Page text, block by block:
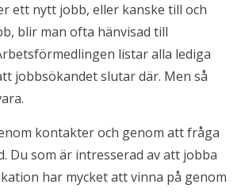
ett nytt jobb, eller kanske till och
blir man ofta hänvisad till
listar alla lediga
jobbsökandet slutar där. Men så
kontakter och genom att fråga
Du som är intresserad av att jobba
har mycket att vinna på genom